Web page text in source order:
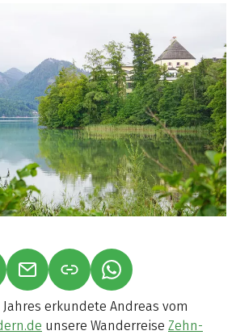
ÖFFNET IN NEUEM TAB)
(LINK ÖFFNET IN NEUEM TAB)
(LINK ÖFFNET IN
erkundete Andreas vom
unsere Wanderreise Zehn-